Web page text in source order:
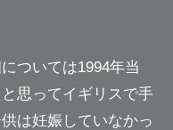
ついては1994年当
思ってイギリスで手
は妊娠していなかっ